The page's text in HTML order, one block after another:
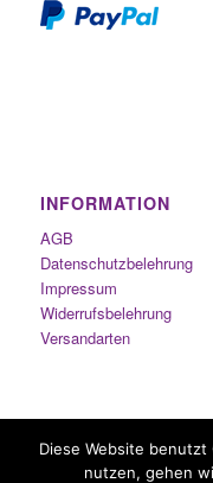
INFORMATION
AGB
Datenschutzbelehrung
Impressum
Widerrufsbelehrung
Versandarten
Diese Website benutzt
nutzen, gehen